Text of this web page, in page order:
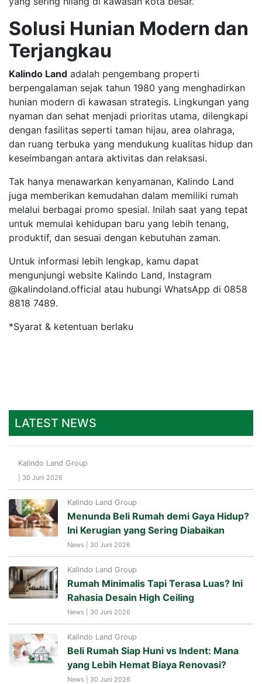
Solusi Hunian Modern dan
Terjangkau
Kalindo Land adalah pengembang properti
berpengalaman sejak tahun 1980 yang menghadirkan
hunian modern di kawasan strategis. Lingkungan yang
nyaman dan sehat menjadi prioritas utama, dilengkapi
dengan fasilitas seperti taman hijau, area olahraga,
dan ruang terbuka yang mendukung kualitas hidup dan
keseimbangan antara aktivitas dan relaksasi.
Tak hanya menawarkan kenyamanan, Kalindo Land
juga memberikan kemudahan dalam memiliki rumah
melalui berbagai promo spesial. Inilah saat yang tepat
untuk memulai kehidupan baru yang lebih tenang,
produktif, dan sesuai dengan kebutuhan zaman.
Untuk informasi lebih lengkap, kamu dapat
mengunjungi website Kalindo Land, Instagram
@kalindoland.official atau hubungi WhatsApp di 0858
8818 7489.
*Syarat & ketentuan berlaku
LATEST NEWS
Kalindo Land Group
| 30 Juni 2026
Kalindo Land Group
Menunda Beli Rumah demi Gaya Hidup?
Ini Kerugian yang Sering Diabaikan
News | 30 Juni 2026
Kalindo Land Group
Rumah Minimalis Tapi Terasa Luas? Ini
Rahasia Desain High Ceiling
News | 30 Juni 2026
Kalindo Land Group
Beli Rumah Siap Huni vs Indent: Mana
yang Lebih Hemat Biaya Renovasi?
News | 30 Juni 2026